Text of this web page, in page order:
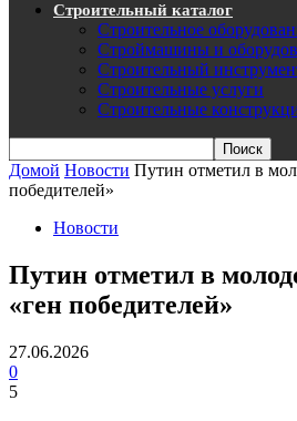
Строительный каталог
Строительное
Строймашины и
Строительный
Строительные услуги
Строительные
Домой Новости Путин отметил в
победителей»
Новости
Путин отметил в
«ген победителей»
27.06.2026
0
5